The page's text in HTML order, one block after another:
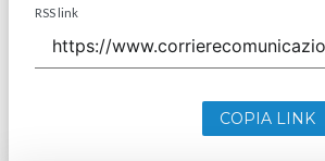
RSS link
COPIA LINK